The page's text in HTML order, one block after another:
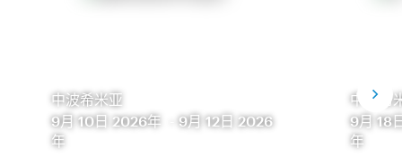
中波希米亚
9月 10日 2026年
9月 12日 2026
年
中波希
9月 18
年